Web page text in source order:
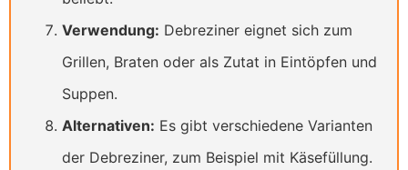
Verwendung: Debreziner eignet sich zum
Grillen, Braten oder als Zutat in Eintöpfen und
Suppen.
Alternativen: Es gibt verschiedene Varianten
der Debreziner, zum Beispiel mit Käsefüllung.